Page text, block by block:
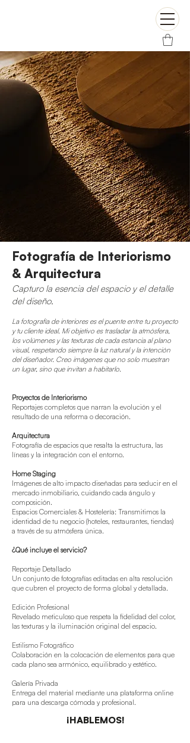
Fotografía de Interiorismo
& Arquitectura
Capturo la esencia del espacio y el detalle
del diseño.
La fotografía de interiores es el puente entre tu proyecto
y tu cliente ideal. Mi objetivo es trasladar la atmósfera,
los volúmenes y las texturas de cada estancia al plano
visual, respetando siempre la luz natural y la intención
del diseñador. Creo imágenes que no solo muestran
un lugar, sino que invitan a habitarlo.
Proyectos de Interiorismo
Reportajes completos que narran la evolución y el
resultado de una reforma o decoración.
Arquitectura
Fotografía de espacios que resalta la estructura, las
líneas y la integración con el entorno.
Home Staging
Imágenes de alto impacto diseñadas para seducir en el
mercado inmobiliario, cuidando cada ángulo y
composición.
Espacios Comerciales & Hostelería: Transmitimos la
identidad de tu negocio (hoteles, restaurantes, tiendas)
a través de su atmósfera única.
¿Qué incluye el servicio?
Reportaje Detallado
Un conjunto de fotografías editadas en alta resolución
que cubren el proyecto de forma global y detallada.
Edición Profesional
Revelado meticuloso que respeta la fidelidad del color,
las texturas y la iluminación original del espacio.
Estilismo Fotográfico
Colaboración en la colocación de elementos para que
cada plano sea armónico, equilibrado y estético.
Galería Privada
Entrega del material mediante una plataforma online
para una descarga cómoda y profesional.
¡HABLEMOS!